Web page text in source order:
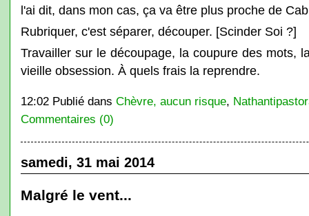
l'ai dit, dans mon cas, ça va être plus proche de
Rubriquer, c'est séparer, découper. [Scinder Soi ?]
Travailler sur le découpage, la coupure des mots,
vieille obsession. À quels frais la reprendre.
12:02 Publié dans Chèvre, aucun risque,
Commentaires (0)
samedi, 31 mai 2014
Malgré le vent...